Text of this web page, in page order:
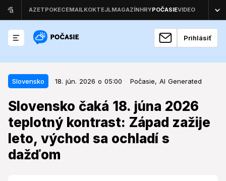
Prihlásiť
Slovensko 18. jún. 2026 o 05:00 Počasie, AI Generated
Slovensko čaká 18. júna 2026
teplotný kontrast: Západ zažije
leto, východ sa ochladí s
dažďom
Slovensko 18. jún. 2026 o 05:00
Slovensko čaká 18. júna 2026
teplotný kontrast: Západ zažije
leto, východ sa ochladí s dažďom
Štvrtkové počasie preverí flexibilitu obyvateľov
Slovenska, prinesie totiž výrazne odlišné podmienky